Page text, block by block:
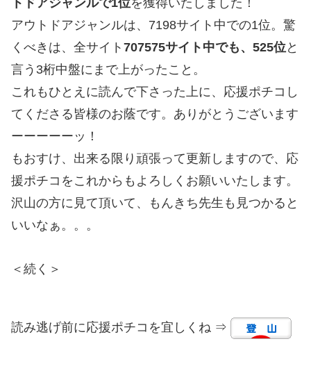
アウトドアジャンルは、7198サイト中での1位。驚
くべきは、全サイト 707575サイト中でも、525位と
言う3桁中盤にまで上がったこと。
これもひとえに読んで下さった上に、応援ポチコし
てくださる皆様のお蔭です。ありがとうございます
ーーーーーッ！
もおすけ、出来る限り頑張って更新しますので、応
援ポチコをこれからもよろしくお願いいたします。
沢山の方に見て頂いて、もんきち先生も見つかると
いいなぁ。。。
＜続く＞
読み逃げ前に応援ポチコを宜しくね ⇒